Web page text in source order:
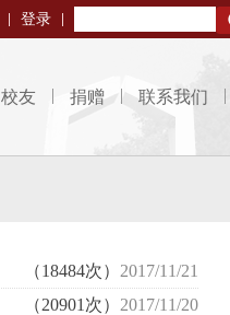
登录
校友 捐赠 联系我们
（18484次） 2017/11/21
（20901次） 2017/11/20